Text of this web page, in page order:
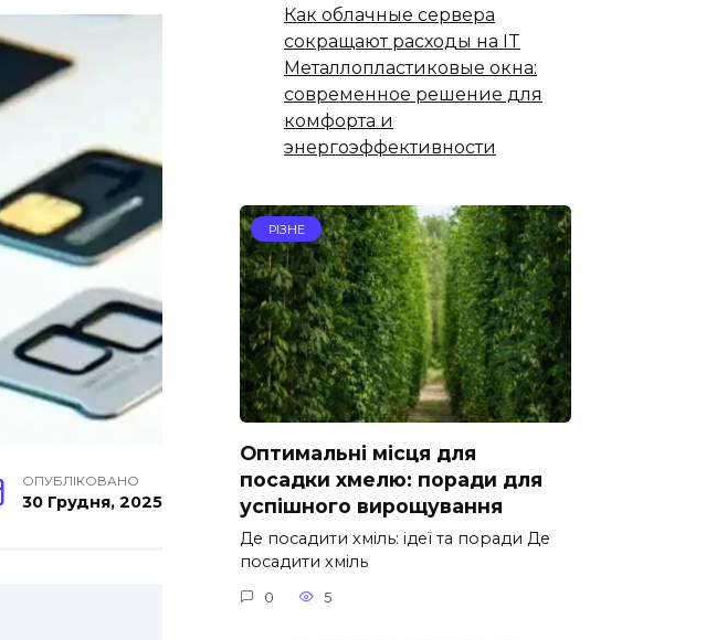
ОПУБЛІКОВАНО
30 Грудня, 2025
Как облачные сервера
сокращают расходы на IT
Металлопластиковые окна:
современное решение для
комфорта и
энергоэффективности
РІЗНЕ
Оптимальні місця для
посадки хмелю: поради для
успішного вирощування
Де посадити хміль: ідеї та поради Де
посадити хміль
0 5